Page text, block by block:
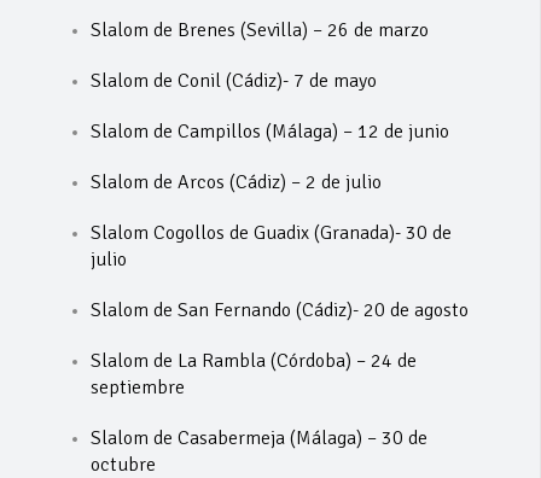
Slalom de Brenes (Sevilla) – 26 de marzo
Slalom de Conil (Cádiz)- 7 de mayo
Slalom de Campillos (Málaga) – 12 de junio
Slalom de Arcos (Cádiz) – 2 de julio
Slalom Cogollos de Guadix (Granada)- 30 de
julio
Slalom de San Fernando (Cádiz)- 20 de agosto
Slalom de La Rambla (Córdoba) – 24 de
septiembre
Slalom de Casabermeja (Málaga) – 30 de
octubre